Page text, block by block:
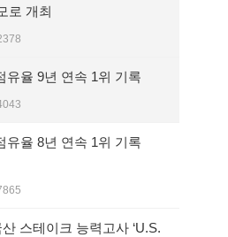
로 개최
유율 9년 연속 1위 기록
유율 8년 연속 1위 기록
스테이크 능력고사 ‘U.S.